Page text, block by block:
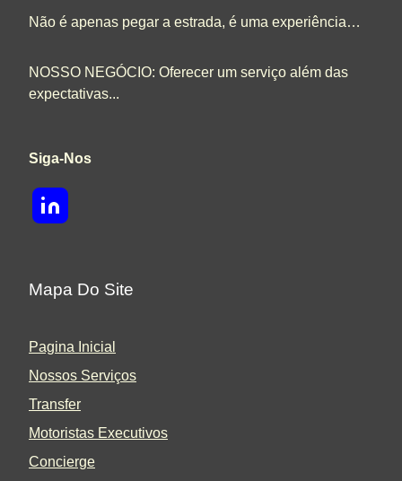
Não é apenas pegar a estrada, é uma experiência…
NOSSO NEGÓCIO: Oferecer um serviço além das
expectativas...
Siga-Nos
Mapa Do Site
Pagina Inicial
Nossos Serviços
Transfer
Motoristas Executivos
Concierge